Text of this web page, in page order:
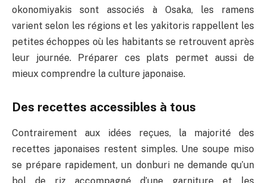
okonomiyakis sont associés à Osaka, les ramens
varient selon les régions et les yakitoris rappellent les
petites échoppes où les habitants se retrouvent après
leur journée. Préparer ces plats permet aussi de
mieux comprendre la culture japonaise.
Des recettes accessibles à tous
Contrairement aux idées reçues, la majorité des
recettes japonaises restent simples. Une soupe miso
se prépare rapidement, un donburi ne demande qu’un